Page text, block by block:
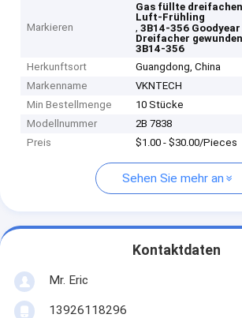
Markieren
Gas füllte
Luft-Frühling
,3B14-356
Dreifacher
3B14-356
Herkunftsort
Guangdong, China
Markenname
VKNTECH
Min Bestellmenge
10 Stücke
Modellnummer
2B 7838
Preis
$1.00 - $30.00/Pieces
Sehen Sie mehr an
Kontaktdaten
Mr. Eric
13926118296